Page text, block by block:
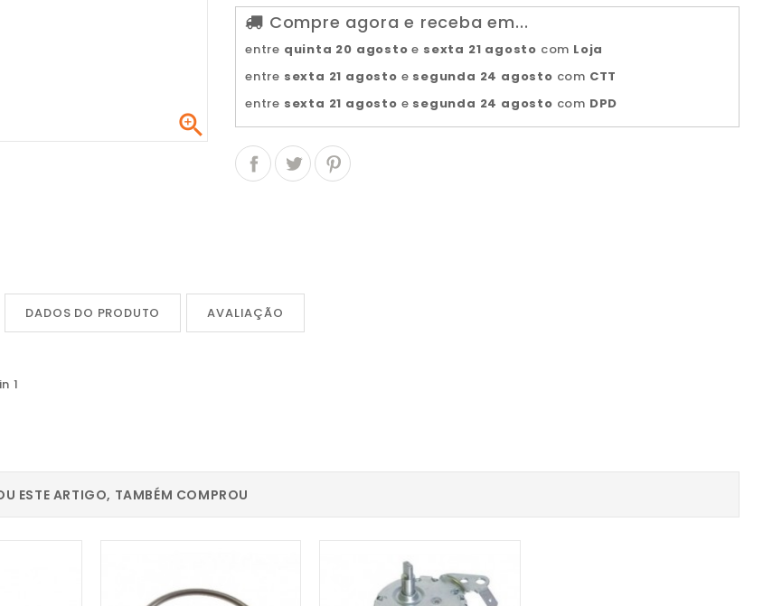

Compre agora e receba em...
entre quinta 20 agosto e sexta 21 agosto com Loja
entre sexta 21 agosto e segunda 24 agosto com CTT
entre sexta 21 agosto e segunda 24 agosto com DPD
DADOS DO PRODUTO AVALIAÇÃO
1
ESTE ARTIGO, TAMBÉM COMPROU